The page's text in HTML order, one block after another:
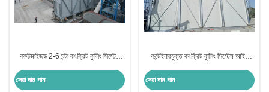
কাস্টমাইজড 2-6 ঘন্টা কংক্রিট কুলিং সিস্টেম
সেরা দাম পান
কন্টেইনারযুক্ত কংক্রিট কুলিং সিস্টেম আইস
সেরা দাম পান